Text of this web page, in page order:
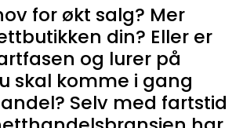
for økt salg? Mer
din? Eller er
og lurer på
skal komme i gang
Selv med fartstid